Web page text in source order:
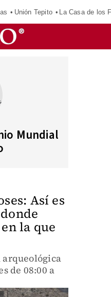
Unión Tepito La Casa de los
Mundial
Así es
la que
arqueológica
de 08:00 a